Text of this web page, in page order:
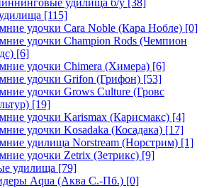
удилища б/у [38]
[115]
удочки Cara Noble (Кара Нобле) [0]
удочки Champion Rods (Чемпион
[6]
удочки Chimera (Химера) [6]
удочки Grifon (Грифон) [53]
удочки Grows Culture (Гровс
[19]
удочки Karismax (Карисмакс) [4]
удочки Kosadaka (Косадака) [17]
удилища Norstream (Норстрим) [1]
удочки Zetrix (Зетрикс) [9]
удилища [79]
Aqua (Аква С.-Пб.) [0]